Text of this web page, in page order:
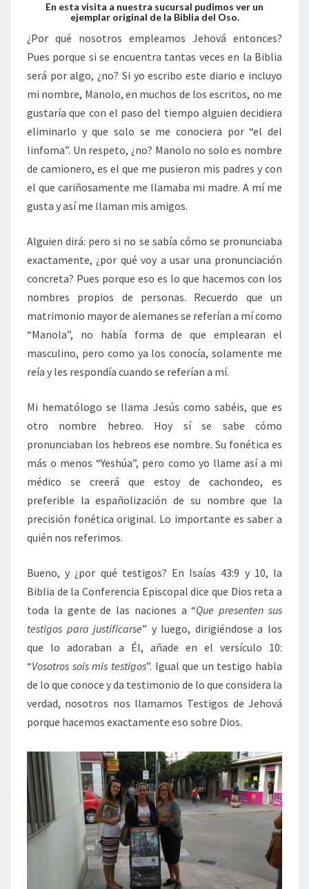
En esta visita a nuestra sucursal pudimos ver un
ejemplar original de la Biblia del Oso.
¿Por qué nosotros empleamos Jehová entonces?
Pues porque si se encuentra tantas veces en la Biblia
será por algo, ¿no? Si yo escribo este diario e incluyo
mi nombre, Manolo, en muchos de los escritos, no me
gustaría que con el paso del tiempo alguien decidiera
eliminarlo y que solo se me conociera por “el del
linfoma”. Un respeto, ¿no? Manolo no solo es nombre
de camionero, es el que me pusieron mis padres y con
el que cariñosamente me llamaba mi madre. A mí me
gusta y así me llaman mis amigos.
Alguien dirá: pero si no se sabía cómo se pronunciaba
exactamente, ¿por qué voy a usar una pronunciación
concreta? Pues porque eso es lo que hacemos con los
nombres propios de personas. Recuerdo que un
matrimonio mayor de alemanes se referían a mí como
“Manola”, no había forma de que emplearan el
masculino, pero como ya los conocía, solamente me
reía y les respondía cuando se referían a mí.
Mi hematólogo se llama Jesús como sabéis, que es
otro nombre hebreo. Hoy sí se sabe cómo
pronunciaban los hebreos ese nombre. Su fonética es
más o menos “Yeshúa”, pero como yo llame así a mi
médico se creerá que estoy de cachondeo, es
preferible la españolización de su nombre que la
precisión fonética original. Lo importante es saber a
quién nos referimos.
Bueno, y ¿por qué testigos? En Isaías 43:9 y 10, la
Biblia de la Conferencia Episcopal dice que Dios reta a
toda la gente de las naciones a “Que presenten sus
testigos para justificarse” y luego, dirigiéndose a los
que lo adoraban a Él, añade en el versículo 10:
“Vosotros sois mis testigos”. Igual que un testigo habla
de lo que conoce y da testimonio de lo que considera la
verdad, nosotros nos llamamos Testigos de Jehová
porque hacemos exactamente eso sobre Dios.